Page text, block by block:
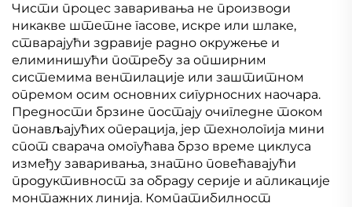
Чисти процес заваривања не производи
никакве штетне гасове, искре или шлаке,
стварајући здравије радно окружење и
елиминишући потребу за опширним
системима вентилације или заштитном
опремом осим основних сигурносних наочара.
Предности брзине постају очигледне током
понављајућих операција, јер технологија мини
спот сварача омогућава брзо време циклуса
између заваривања, знатно повећавајући
продуктивност за обраду серије и апликације
монтажних линија. Компатибилност